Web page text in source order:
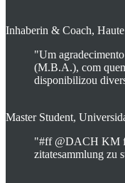
Inhaberin & Coach,
"Um
(M.B.A.), com
disponibilizou
Master Student,
"#ff @DACH KM
zitatesammlung zu